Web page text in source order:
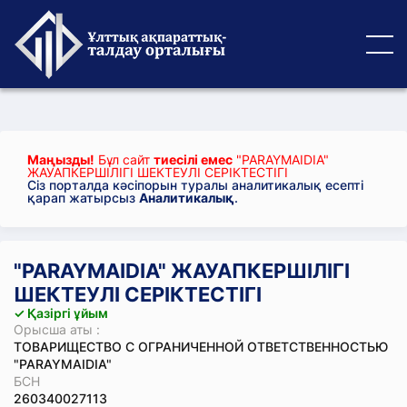
Маңызды! Бұл сайт тиесілі емес "PARAYMAIDIA"
ЖАУАПКЕРШІЛІГІ ШЕКТЕУЛІ СЕРІКТЕСТІГІ
Сіз порталда кәсіпорын туралы аналитикалық есепті
қарап жатырсыз Аналитикалық.
"PARAYMAIDIA" ЖАУАПКЕРШІЛІГІ
ШЕКТЕУЛІ СЕРІКТЕСТІГІ
✓ Қазіргі ұйым
Орысша аты :
ТОВАРИЩЕСТВО С ОГРАНИЧЕННОЙ ОТВЕТСТВЕННОСТЬЮ
"PARAYMAIDIA"
БСН
260340027113